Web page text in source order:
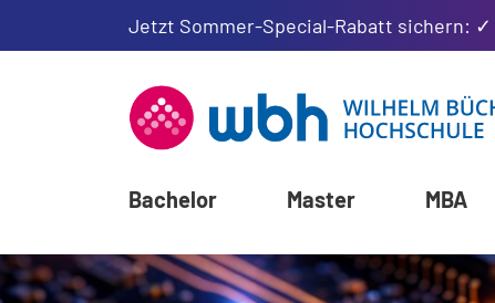
Jetzt Sommer-Special-Rabatt sichern: ✓
Bachelor Master MBA